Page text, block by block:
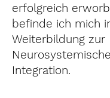
erfolgreich
befinde ich mich
Weiterbildung zur
Integration.